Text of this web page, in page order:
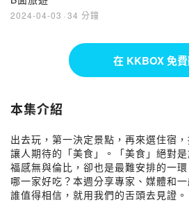
2024-04-03 · 34 分鐘
在 KKBOX 免
本集介紹
出去玩，第一決定景點，再來選住宿
讓人期待的「美食」。「美食」絕對
福感無與倫比，卻也是最難安排的一
哪一家好吃？本週分享專家、媒體和
誰值得相信，就用我們的舌頭去見證。